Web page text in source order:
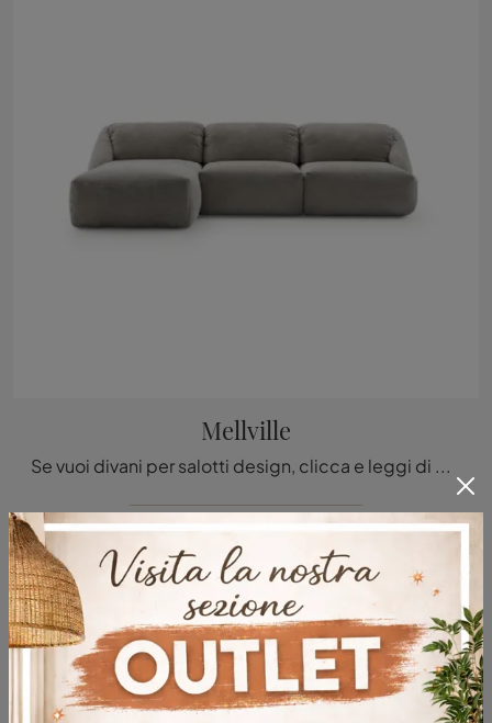
Mellville
Se vuoi divani per salotti design, clicca e leggi di più sul modello Mellville in tessuto del brand Ditre Italia.